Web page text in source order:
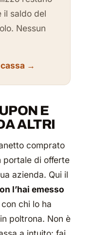
il saldo del
Nessun
→
E
ALTRI
comprato
portale di offerte
azienda. Qui il
l’hai emesso
chi lo ha
poltrona. Non è